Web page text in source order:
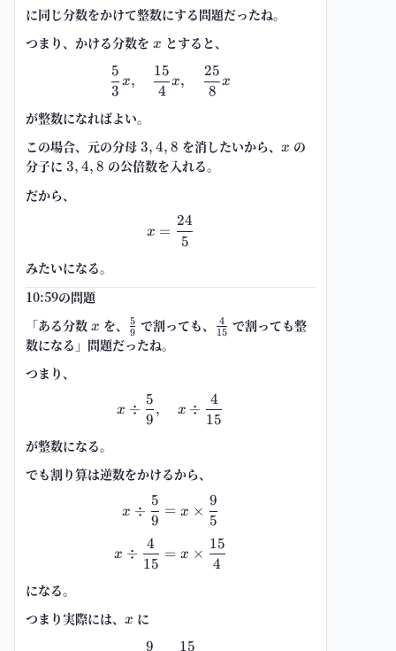
に同じ分数をかけて整数にする問題だったね。
つまり、かける分数を x
x とすると、
\frac{5}{3}x,\quad
3
5
x,
4
15
x,
8
25
x
が整数になればよい。
この場合、元の分母 3,4,8
3, 4, 8 を消したいから、 x
x の
分子に 3,4,8
3, 4, 8 の公倍数を入れる。
だから、
x=\frac{24}{5}
x =
5
24
みたいになる。
10:59の問題
「ある分数 x
x を、 \frac{5}
{9}
9
5 で割っても、 \frac{4}
{15}
15
4
で割っても整
数になる」問題だったね。
つまり、
x\div\frac{5}{9},\quad
x ÷
9
5
, x ÷
15
4
が整数になる。
でも割り算は逆数をかけるから、
x ÷
9
5
= x ×
5
9
x ÷
15
4
= x ×
4
15
になる。
つまり実際には、 x
x に
9 15